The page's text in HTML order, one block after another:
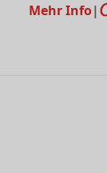
Mehr Info|